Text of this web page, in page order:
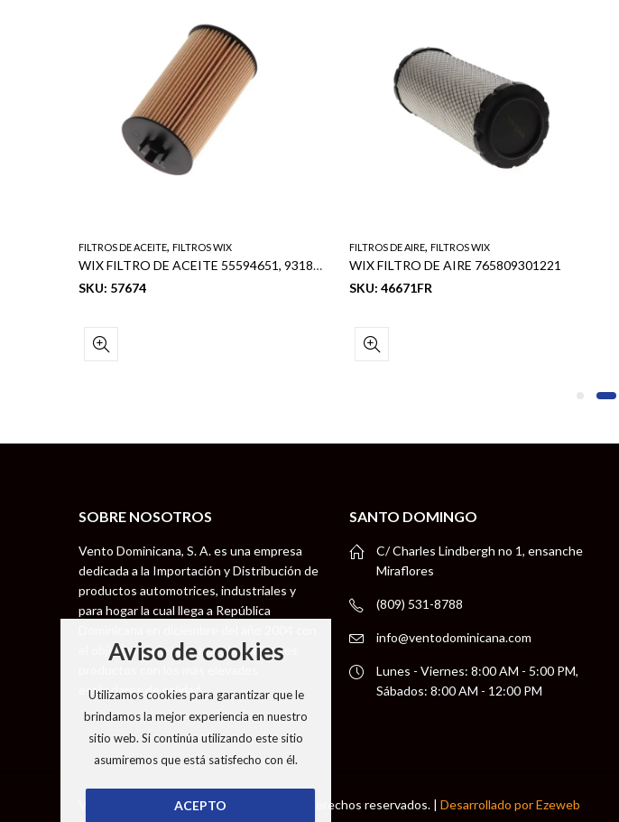
FILTROS DE ACEITE, FILTROS WIX
WIX FILTRO DE ACEITE 55594651, 93185674, 95526685
SKU: 57674
FILTROS DE AIRE, FILTROS WIX
WIX FILTRO DE AIRE 765809301221
SKU: 46671FR
SOBRE NOSOTROS
Vento Dominicana, S. A. es una empresa
dedicada a la Importación y Distribución de
productos automotrices, industriales y
para hogar la cual llega a República
el objetivo de llevar a nuestros clientes
estándares de calidad.
SANTO DOMINGO
C/ Charles Lindbergh no 1, ensanche
Miraflores
(809) 531-8788
info@ventodominicana.com
Lunes - Viernes: 8:00 AM - 5:00 PM,
Sábados: 8:00 AM - 12:00 PM
Vento Dominicana S. A © 2026 todos los derechos reservados. | Desarrollado por Ezeweb
Aviso de cookies
Utilizamos cookies para garantizar que le
brindamos la mejor experiencia en nuestro
sitio web. Si continúa utilizando este sitio
asumiremos que está satisfecho con él.
ACEPTO